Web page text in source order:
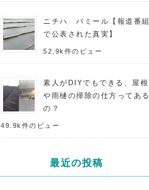
ニチハ パミール【報道番組
で公表された真実】
52.9k件のビュー
素人がDIYでもできる、屋根
や雨樋の掃除の仕方ってある
の？
49.9k件のビュー
最近の投稿